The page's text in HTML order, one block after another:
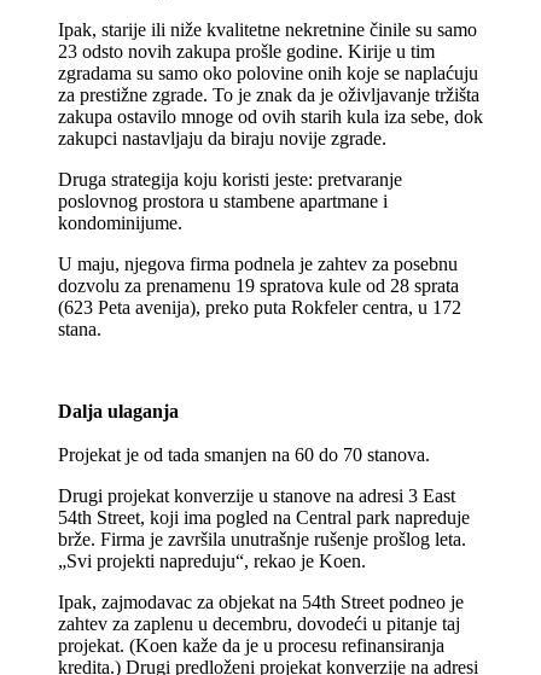
Ipak, starije ili niže kvalitetne nekretnine činile su samo
23 odsto novih zakupa prošle godine. Kirije u tim
zgradama su samo oko polovine onih koje se naplaćuju
za prestižne zgrade. To je znak da je oživljavanje tržišta
zakupa ostavilo mnoge od ovih starih kula iza sebe, dok
zakupci nastavljaju da biraju novije zgrade.
Druga strategija koju koristi jeste: pretvaranje
poslovnog prostora u stambene apartmane i
kondominijume.
U maju, njegova firma podnela je zahtev za posebnu
dozvolu za prenamenu 19 spratova kule od 28 sprata
(623 Peta avenija), preko puta Rokfeler centra, u 172
stana.
Dalja ulaganja
Projekat je od tada smanjen na 60 do 70 stanova.
Drugi projekat konverzije u stanove na adresi 3 East
54th Street, koji ima pogled na Central park napreduje
brže. Firma je završila unutrašnje rušenje prošlog leta.
„Svi projekti napreduju“, rekao je Koen.
Ipak, zajmodavac za objekat na 54th Street podneo je
zahtev za zaplenu u decembru, dovodeći u pitanje taj
projekat. (Koen kaže da je u procesu refinansiranja
kredita.) Drugi predloženi projekat konverzije na adresi